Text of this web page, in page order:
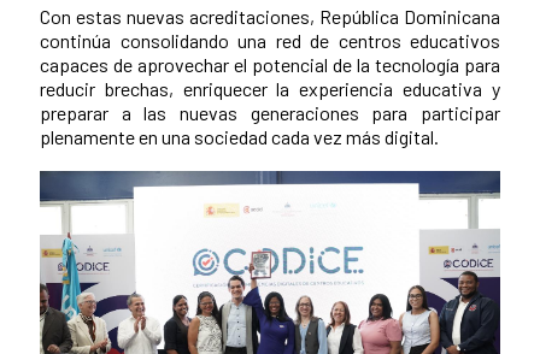
Con estas nuevas acreditaciones, República Dominicana
continúa consolidando una red de centros educativos
capaces de aprovechar el potencial de la tecnología para
reducir brechas, enriquecer la experiencia educativa y
preparar a las nuevas generaciones para participar
plenamente en una sociedad cada vez más digital.